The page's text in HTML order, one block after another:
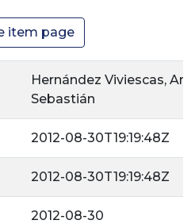
item page
Hernández Viviescas,
Sebastián
2012-08-30T19:19:48Z
2012-08-30T19:19:48Z
2012-08-30